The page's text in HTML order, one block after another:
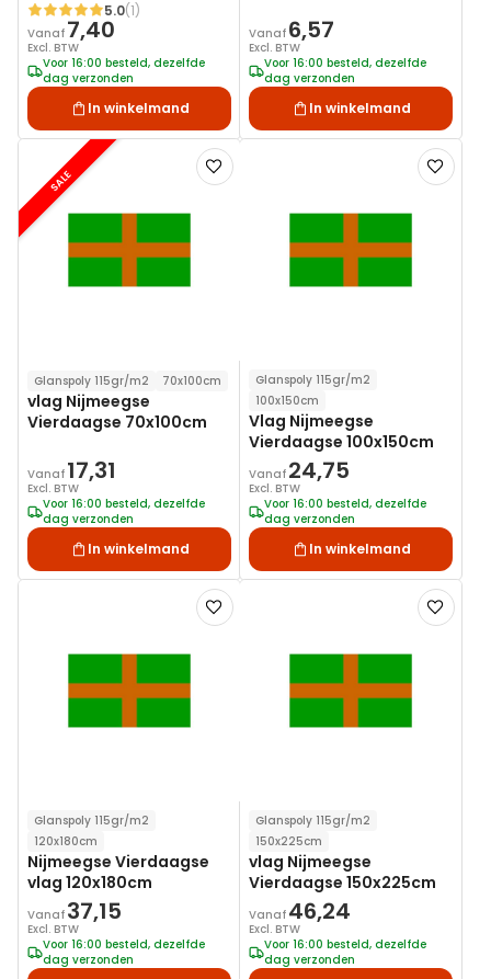
Waardering:
5.0(1)
Vanaf 7,40
Excl. BTW
Voor 16:00 besteld, dezelfde
dag verzonden
In winkelmand
Vanaf 6,57
Excl. BTW
Voor 16:00 besteld, dezelfde
dag verzonden
In winkelmand
SALE
Voeg
toe
Glanspoly 115gr/m2 70x100cm
vlag Nijmeegse
Vierdaagse 70x100cm
Vanaf 17,31
Excl. BTW
Voor 16:00 besteld, dezelfde
dag verzonden
In winkelmand
Voeg
toe
Glanspoly 115gr/m2
100x150cm
Vlag Nijmeegse
Vierdaagse 100x150cm
Vanaf 24,75
Excl. BTW
Voor 16:00 besteld, dezelfde
dag verzonden
In winkelmand
Voeg
toe
Glanspoly 115gr/m2
120x180cm
Nijmeegse Vierdaagse
vlag 120x180cm
Vanaf 37,15
Excl. BTW
Voor 16:00 besteld, dezelfde
dag verzonden
Voeg
toe
Glanspoly 115gr/m2
150x225cm
vlag Nijmeegse
Vierdaagse 150x225cm
Vanaf 46,24
Excl. BTW
Voor 16:00 besteld, dezelfde
dag verzonden